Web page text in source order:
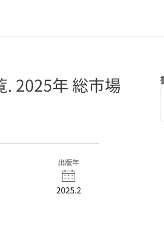
2025年 総市場
出版年
2025.2